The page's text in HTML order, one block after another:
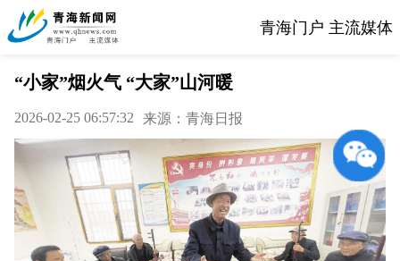
青海门户 主流媒体
“小家”烟火气 “大家”山河暖
2026-02-25 06:57:32 来源：青海日报